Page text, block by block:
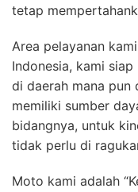
tetap
Area pelayanan
Indonesia, kami
di daerah mana pun
memiliki sumber
bidangnya, untuk
tidak perlu di
Moto kami adalah